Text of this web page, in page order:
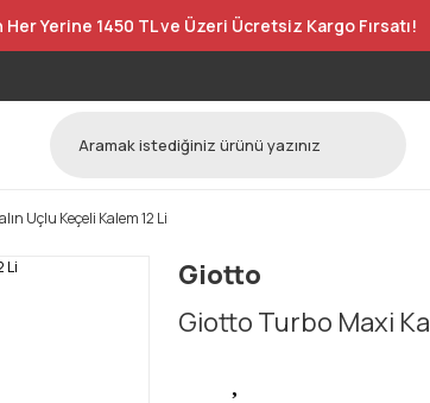
Her Yerine 1450 TL ve Üzeri Ücretsiz Kargo Fırsatı!
Uçlu Keçeli Kalem 12 Li
Giotto
Giotto Turbo Maxi